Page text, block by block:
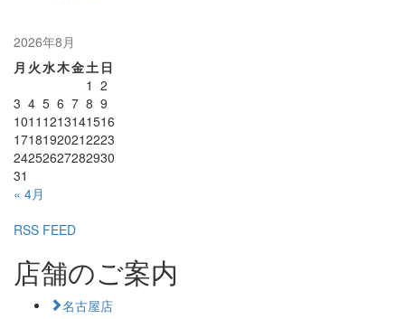
2026年8月
月 火水木金土 日
1 2
3 4 5 6 7 8 9
1011 1213141516
17181920212223
24252627282930
31
« 4月
RSS FEED
店舗のご案内
名古屋店